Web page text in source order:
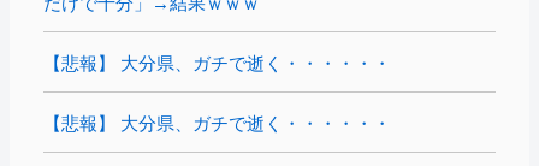
【悲報】 大分県、ガチで逝く・・・・・・
【悲報】 大分県、ガチで逝く・・・・・・